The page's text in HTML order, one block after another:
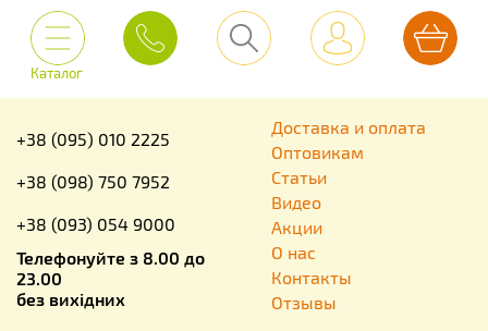
Каталог
+38 (095) 010 2225
+38 (098) 750 7952
+38 (093) 054 9000
Телефонуйте з 8.00 до
23.00
без вихідних
Доставка и оплата
Оптовикам
Статьи
Видео
Акции
О нас
Контакты
Отзывы